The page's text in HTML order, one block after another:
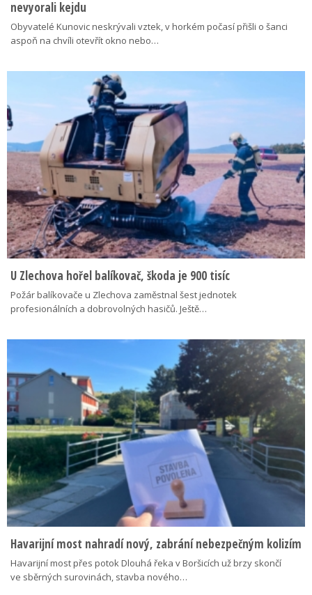
nevyorali kejdu
Obyvatelé Kunovic neskrývali vztek, v horkém počasí přišli o šanci
aspoň na chvíli otevřít okno nebo…
U Zlechova hořel balíkovač, škoda je 900 tisíc
Požár balíkovače u Zlechova zaměstnal šest jednotek
profesionálních a dobrovolných hasičů. Ještě…
Havarijní most nahradí nový, zabrání nebezpečným kolizím
Havarijní most přes potok Dlouhá řeka v Boršicích už brzy skončí
ve sběrných surovinách, stavba nového…